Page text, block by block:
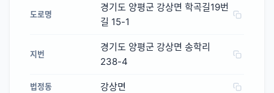
도로명
경기도 양평군 강상면 학곡길19번
길 15-1
지번
경기도 양평군 강상면 송학리
238-4
법정동 강상면